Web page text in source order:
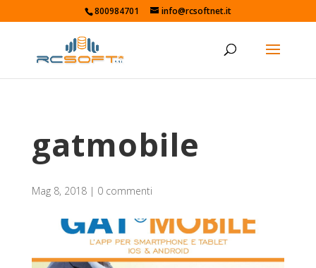
800984701 info@rcsoftnet.it
gatmobile
Mag 8, 2018| 0 commenti